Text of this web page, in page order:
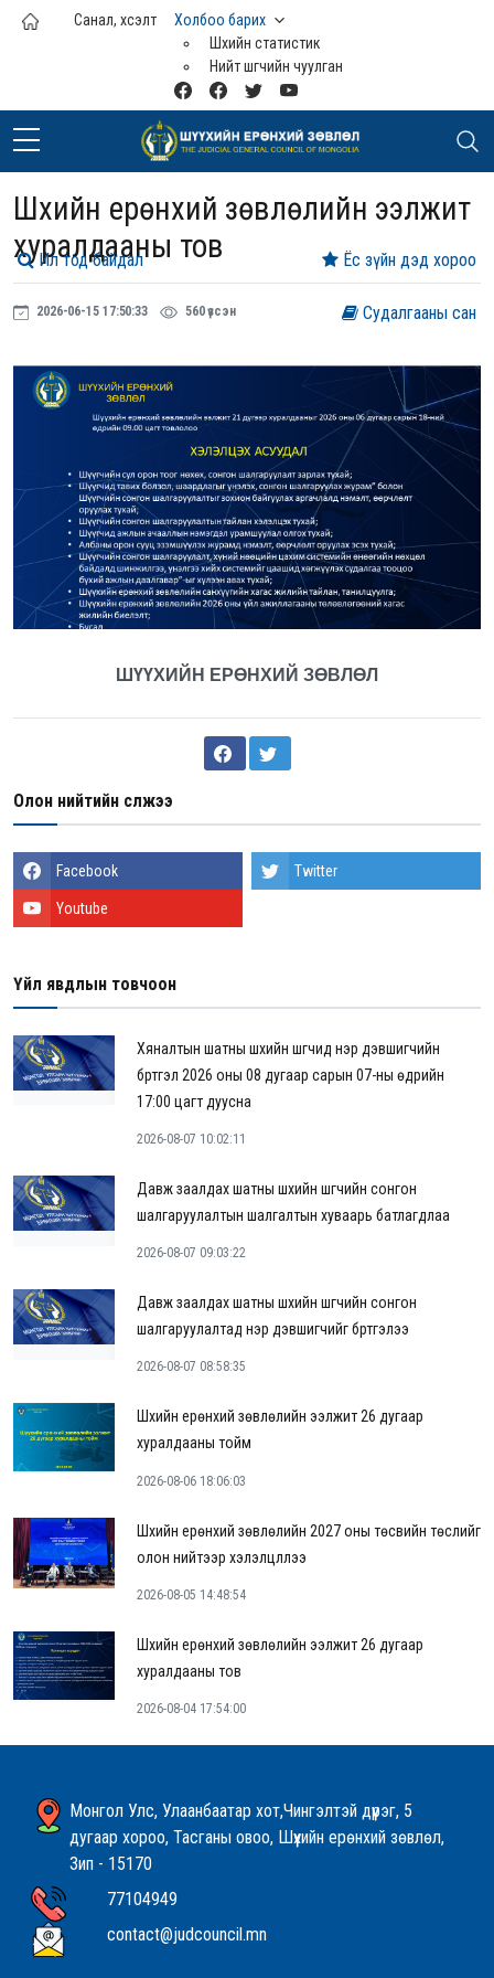
Үндсэн агуулга руу шилжих
Санал, хүсэлт
Холбоо барих
Шүүхийн статистик
Нийт шүүгчийн чуулган
Шүүхийн ерөнхий зөвлөлийн ээлжит
хуралдааны тов
2026-06-15 17:50:33 560 үзсэн
ШҮҮХИЙН ЕРӨНХИЙ ЗӨВЛӨЛ
Олон нийтийн сүлжээ
Facebook Twitter
Youtube
Үйл явдлын товчоон
Хяналтын шатны шүүхийн шүүгчид нэр дэвшигчийн
бүртгэл 2026 оны 08 дугаар сарын 07-ны өдрийн
17:00 цагт дуусна
2026-08-07 10:02:11
Давж заалдах шатны шүүхийн шүүгчийн сонгон
шалгаруулалтын шалгалтын хуваарь батлагдлаа
2026-08-07 09:03:22
Давж заалдах шатны шүүхийн шүүгчийн сонгон
шалгаруулалтад нэр дэвшигчийг бүртгэлээ
2026-08-07 08:58:35
Шүүхийн ерөнхий зөвлөлийн ээлжит 26 дугаар
хуралдааны тойм
2026-08-06 18:06:03
Шүүхийн ерөнхий зөвлөлийн 2027 оны төсвийн төслийг
олон нийтээр хэлэлцүүллээ
2026-08-05 14:48:54
Шүүхийн ерөнхий зөвлөлийн ээлжит 26 дугаар
хуралдааны тов
2026-08-04 17:54:00
Монгол Улс, Улаанбаатар хот,Чингэлтэй дүүрэг, 5
дугаар хороо, Тасганы овоо, Шүүхийн ерөнхий зөвлөл,
Зип - 15170
77104949
contact@judcouncil.mn
Судалгааны сан
Ёс зүйн дэд хороо
Ил тод байдал